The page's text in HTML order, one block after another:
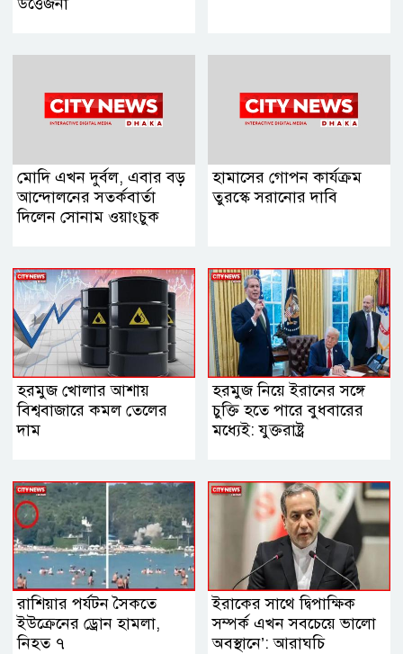
‍উত্তেজনা
মোদি এখন দুর্বল, এবার বড়
আন্দোলনের সতর্কবার্তা
দিলেন সোনাম ওয়াংচুক
হামাসের গোপন কার্যক্রম
তুরস্কে সরানোর দাবি
হরমুজ খোলার আশায়
বিশ্ববাজারে কমল তেলের
দাম
হরমুজ নিয়ে ইরানের সঙ্গে
চুক্তি হতে পারে বুধবারের
মধ্যেই: যুক্তরাষ্ট্র
রাশিয়ার পর্যটন সৈকতে
ইউক্রেনের ড্রোন হামলা,
নিহত ৭
ইরাকের সাথে দ্বিপাক্ষিক
সম্পর্ক এখন সবচেয়ে ভালো
অবস্থানে’: আরাঘচি